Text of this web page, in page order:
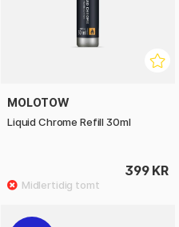
MOLOTOW
Liquid Chrome Refill 30ml
399 KR